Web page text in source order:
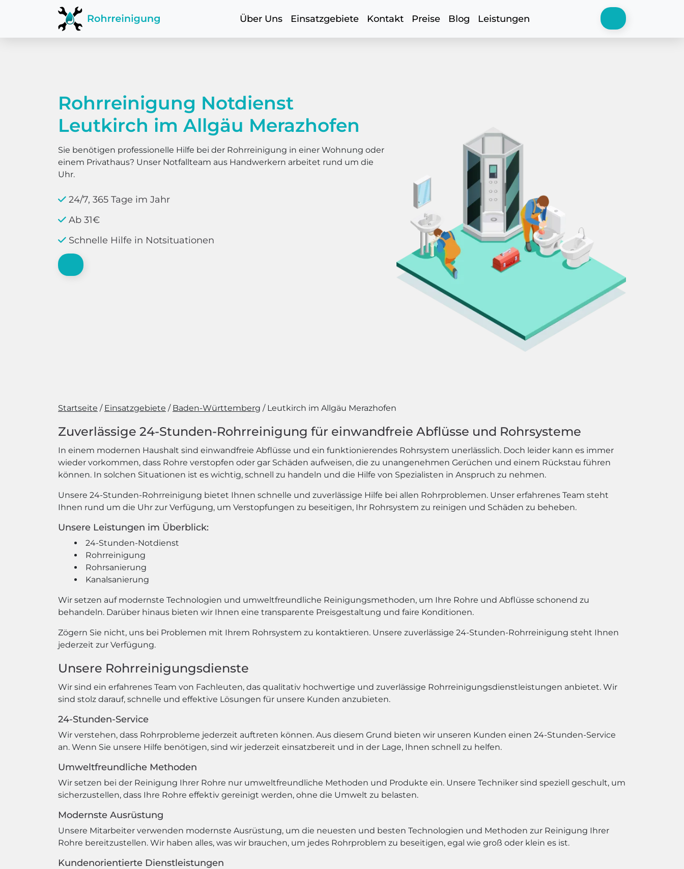
Über Uns Einsatzgebiete Kontakt Preise Blog Leistungen
Rohrreinigung Notdienst
Leutkirch im Allgäu Merazhofen
Sie benötigen professionelle Hilfe bei der Rohrreinigung in einer Wohnung oder
einem Privathaus? Unser Notfallteam aus Handwerkern arbeitet rund um die
Uhr.
24/7, 365 Tage im Jahr
Ab 31€
Schnelle Hilfe in Notsituationen
Startseite Einsatzgebiete Baden-Württemberg Leutkirch im Allgäu Merazhofen
Zuverlässige 24-Stunden-Rohrreinigung für einwandfreie Abflüsse und Rohrsysteme
In einem modernen Haushalt sind einwandfreie Abflüsse und ein funktionierendes Rohrsystem unerlässlich. Doch leider kann es immer
wieder vorkommen, dass Rohre verstopfen oder gar Schäden aufweisen, die zu unangenehmen Gerüchen und einem Rückstau führen
können. In solchen Situationen ist es wichtig, schnell zu handeln und die Hilfe von Spezialisten in Anspruch zu nehmen.
Unsere 24-Stunden-Rohrreinigung bietet Ihnen schnelle und zuverlässige Hilfe bei allen Rohrproblemen. Unser erfahrenes Team steht
Ihnen rund um die Uhr zur Verfügung, um Verstopfungen zu beseitigen, Ihr Rohrsystem zu reinigen und Schäden zu beheben.
Unsere Leistungen im Überblick:
24-Stunden-Notdienst
Rohrreinigung
Rohrsanierung
Kanalsanierung
Wir setzen auf modernste Technologien und umweltfreundliche Reinigungsmethoden, um Ihre Rohre und Abflüsse schonend zu
behandeln. Darüber hinaus bieten wir Ihnen eine transparente Preisgestaltung und faire Konditionen.
Zögern Sie nicht, uns bei Problemen mit Ihrem Rohrsystem zu kontaktieren. Unsere zuverlässige 24-Stunden-Rohrreinigung steht Ihnen
jederzeit zur Verfügung.
Unsere Rohrreinigungsdienste
Wir sind ein erfahrenes Team von Fachleuten, das qualitativ hochwertige und zuverlässige Rohrreinigungsdienstleistungen anbietet. Wir
sind stolz darauf, schnelle und effektive Lösungen für unsere Kunden anzubieten.
24-Stunden-Service
Wir verstehen, dass Rohrprobleme jederzeit auftreten können. Aus diesem Grund bieten wir unseren Kunden einen 24-Stunden-Service
an. Wenn Sie unsere Hilfe benötigen, sind wir jederzeit einsatzbereit und in der Lage, Ihnen schnell zu helfen.
Umweltfreundliche Methoden
Wir setzen bei der Reinigung Ihrer Rohre nur umweltfreundliche Methoden und Produkte ein. Unsere Techniker sind speziell geschult, um
sicherzustellen, dass Ihre Rohre effektiv gereinigt werden, ohne die Umwelt zu belasten.
Modernste Ausrüstung
Unsere Mitarbeiter verwenden modernste Ausrüstung, um die neuesten und besten Technologien und Methoden zur Reinigung Ihrer
Rohre bereitzustellen. Wir haben alles, was wir brauchen, um jedes Rohrproblem zu beseitigen, egal wie groß oder klein es ist.
Kundenorientierte Dienstleistungen